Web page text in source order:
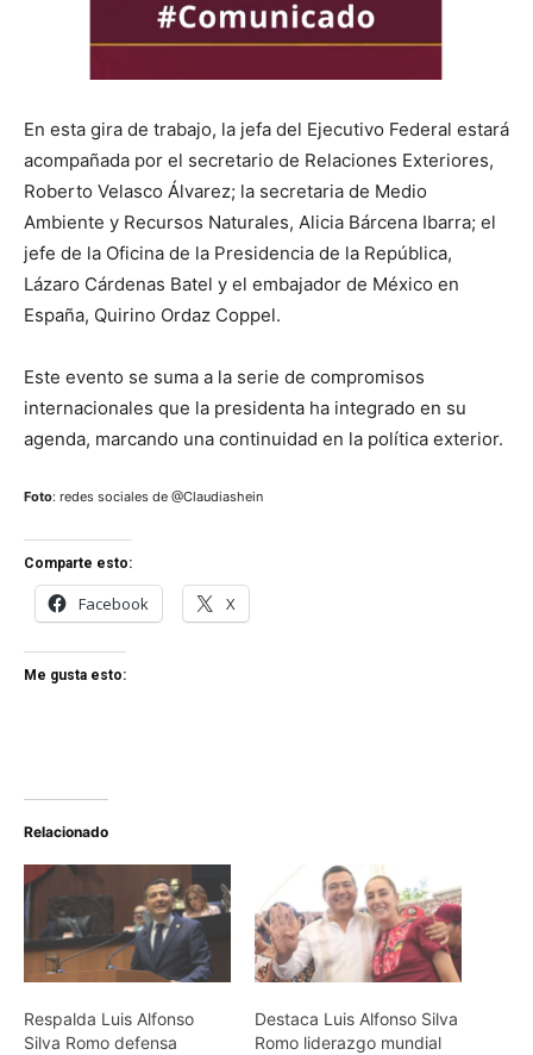
En esta gira de trabajo, la jefa del Ejecutivo Federal estará
acompañada por el secretario de Relaciones Exteriores,
Roberto Velasco Álvarez; la secretaria de Medio
Ambiente y Recursos Naturales, Alicia Bárcena Ibarra; el
jefe de la Oficina de la Presidencia de la República,
Lázaro Cárdenas Batel y el embajador de México en
España, Quirino Ordaz Coppel.
Este evento se suma a la serie de compromisos
internacionales que la presidenta ha integrado en su
agenda, marcando una continuidad en la política exterior.
Foto: redes sociales de @Claudiashein
Comparte esto:
Facebook X
Me gusta esto:
Relacionado
Respalda Luis Alfonso
Silva Romo defensa
Destaca Luis Alfonso Silva
Romo liderazgo mundial